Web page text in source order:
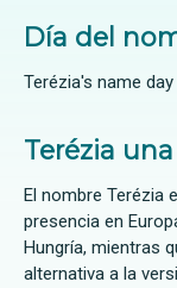
Día del
Terézia's name
Terézia
El nombre Terézia
presencia en
Hungría, mientras
alternativa a la